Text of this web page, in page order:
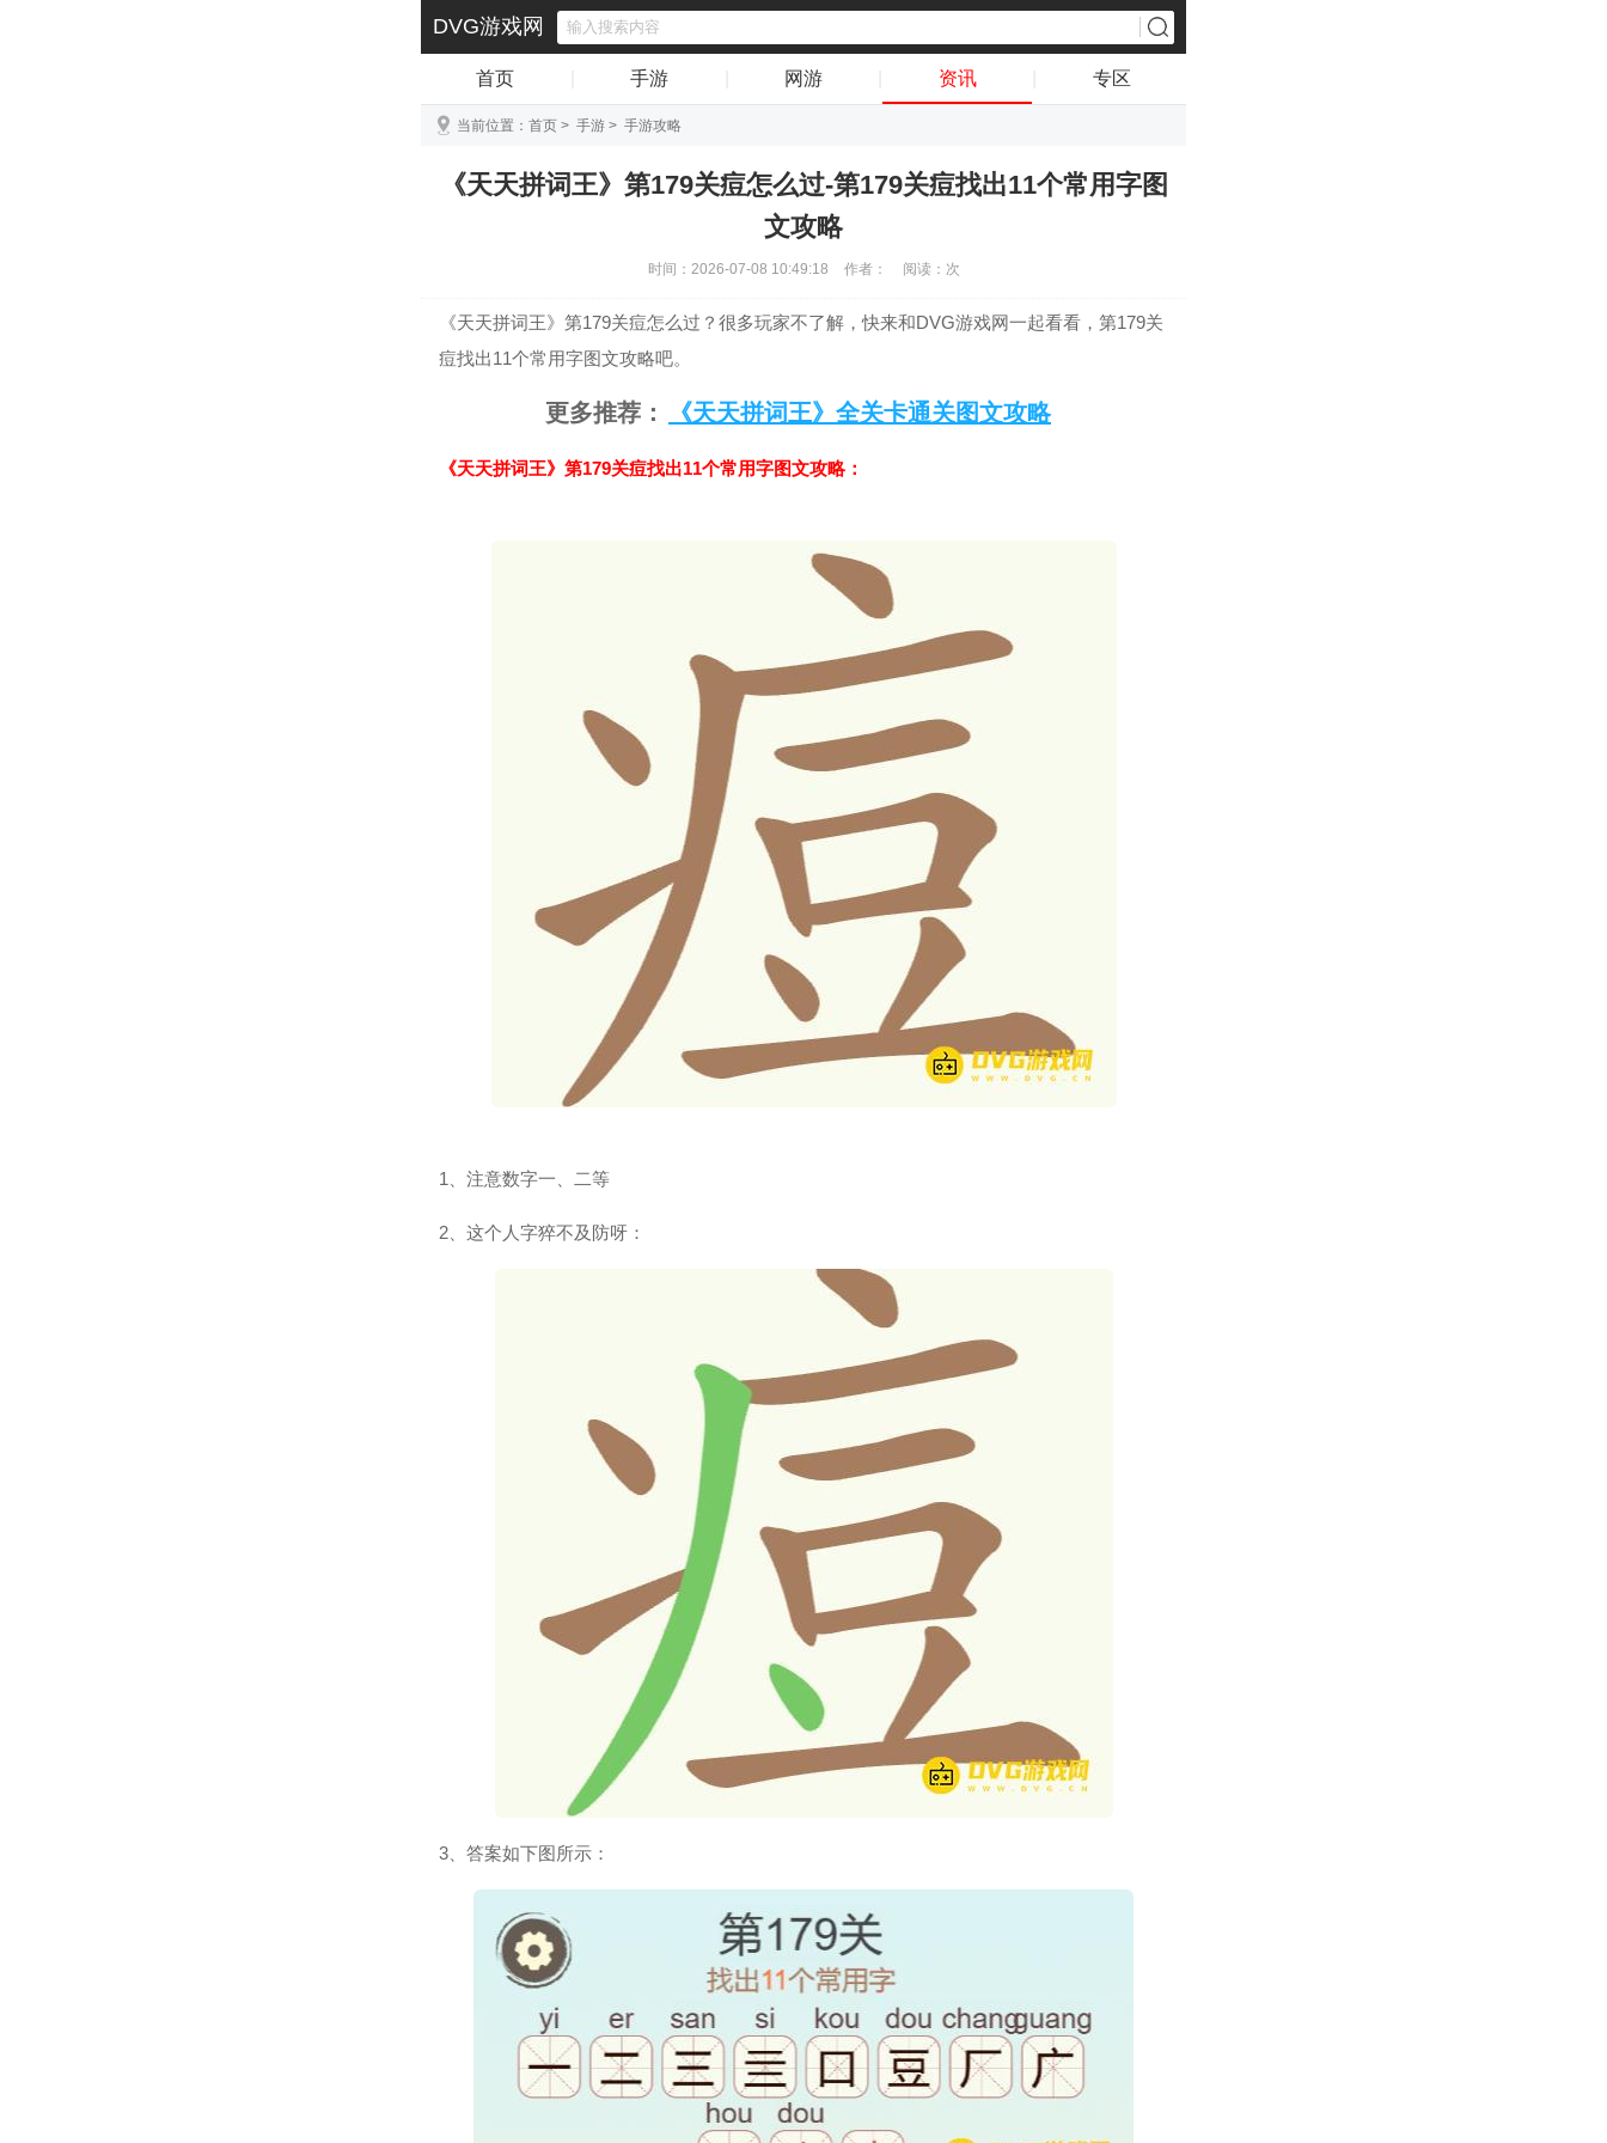
DVG游戏网
首页 手游 网游 资讯 专区
当前位置： 首页 > 手游 > 手游攻略
《天天拼词王》第179关痘怎么过-第179关痘找出11个常用字图
文攻略
时间：2026-07-08 10:49:18 作者： 阅读： 次
《天天拼词王》第179关痘怎么过？很多玩家不了解，快来和DVG游戏网一起看看，第179关
痘找出11个常用字图文攻略吧。
更多推荐： 《天天拼词王》全关卡通关图文攻略
《天天拼词王》第179关痘找出11个常用字图文攻略：
1、注意数字一、二等
2、这个人字猝不及防呀：
3、答案如下图所示：